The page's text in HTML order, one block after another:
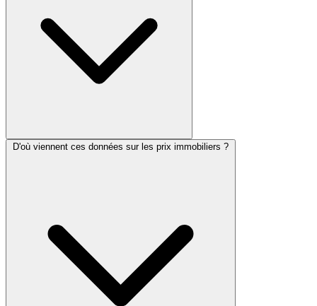
D'où viennent ces données sur les prix immobiliers ?